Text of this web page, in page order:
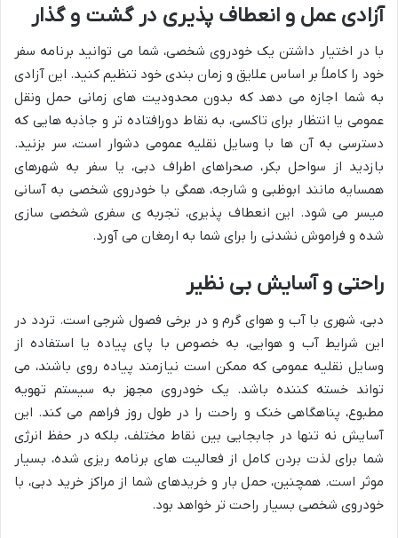
آزادی عمل و انعطاف پذیری در گشت و گذار
با در اختیار داشتن یک خودروی شخصی، شما می توانید برنامه سفر
خود را کاملاً بر اساس علایق و زمان بندی خود تنظیم کنید. این آزادی
به شما اجازه می دهد که بدون محدودیت های زمانی حمل ونقل
عمومی یا انتظار برای تاکسی، به نقاط دورافتاده تر و جاذبه هایی که
دسترسی به آن ها با وسایل نقلیه عمومی دشوار است، سر بزنید.
بازدید از سواحل بکر، صحراهای اطراف دبی، یا سفر به شهرهای
همسایه مانند ابوظبی و شارجه، همگی با خودروی شخصی به آسانی
میسر می شود. این انعطاف پذیری، تجربه ی سفری شخصی سازی
شده و فراموش نشدنی را برای شما به ارمغان می آورد.
راحتی و آسایش بی نظیر
دبی، شهری با آب و هوای گرم و در برخی فصول شرجی است. تردد در
این شرایط آب و هوایی، به خصوص با پای پیاده یا استفاده از
وسایل نقلیه عمومی که ممکن است نیازمند پیاده روی باشند، می
تواند خسته کننده باشد. یک خودروی مجهز به سیستم تهویه
مطبوع، پناهگاهی خنک و راحت را در طول روز فراهم می کند. این
آسایش نه تنها در جابجایی بین نقاط مختلف، بلکه در حفظ انرژی
شما برای لذت بردن کامل از فعالیت های برنامه ریزی شده، بسیار
موثر است. همچنین، حمل بار و خریدهای شما از مراکز خرید دبی، با
خودروی شخصی بسیار راحت تر خواهد بود.